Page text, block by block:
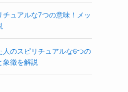
チュアルな7つの意味！メッ
人のスピリチュアルな6つの
象徴を解説